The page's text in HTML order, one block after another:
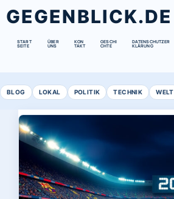
GEGENBLICK.DE
START
SEITE
ÜBER
UNS
KON
TAKT
GESCHI
CHTE
DATENSCHUTZER
KLÄRUNG
BLOG LOKAL POLITIK TECHNIK WELT